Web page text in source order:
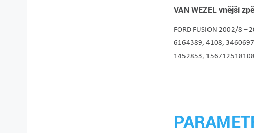
VAN WEZEL vnější
FORD FUSION 2002/8 –
6164389, 4108,
1452853,